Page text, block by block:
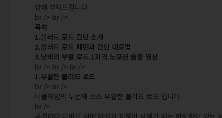
양해 부탁드립니다
br /> br />
목차
1.블러드 로드 간단 소개
2.블러드 로드 패턴과 간단 대응법
3.낫비의 부활 로드 1피격 노포션 솔플 영상
br /> br /> br />
1.부활한 블러드 로드
br /> br />
니플헤임의 두번째 보스 부활한 블러드 로드 입니다
br />
공격마다 디버프 덕에 마실과 피통이 삭제가 되는 짜릿함이 있는